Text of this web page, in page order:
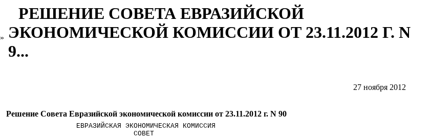
»
РЕШЕНИЕ СОВЕТА ЕВРАЗИЙСКОЙ
ЭКОНОМИЧЕСКОЙ КОМИССИИ ОТ 23.11.2012 Г. N
9...
27 ноября 2012
Решение Совета Евразийской экономической комиссии от 23.11.2012 г. N 90
                  ЕВРАЗИЙСКАЯ ЭКОНОМИЧЕСКАЯ КОМИССИЯ
                                СОВЕТ